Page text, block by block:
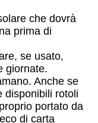
che dovrà
prima di
se usato,
giornate.
Anche se
disponibili rotoli
portato da
di carta